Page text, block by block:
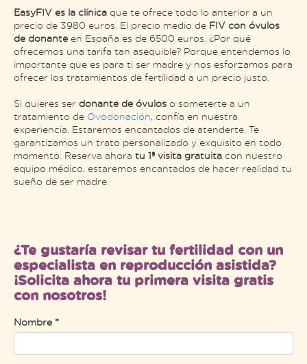
EasyFIV es la clínica que te ofrece todo lo anterior a un
precio de 3980 euros. El precio medio de FIV con óvulos
de donante en España es de 6500 euros. ¿Por qué
ofrecemos una tarifa tan asequible? Porque entendemos lo
importante que es para ti ser madre y nos esforzamos para
ofrecer los tratamientos de fertilidad a un precio justo.
Si quieres ser donante de óvulos o someterte a un
tratamiento de Ovodonación, confía en nuestra
experiencia. Estaremos encantados de atenderte. Te
garantizamos un trato personalizado y exquisito en todo
momento. Reserva ahora tu 1ª visita gratuita con nuestro
equipo médico, estaremos encantados de hacer realidad tu
sueño de ser madre.
¿Te gustaría revisar tu fertilidad con un
especialista en reproducción asistida?
¡Solicita ahora tu primera visita gratis
con nosotros!
Nombre *